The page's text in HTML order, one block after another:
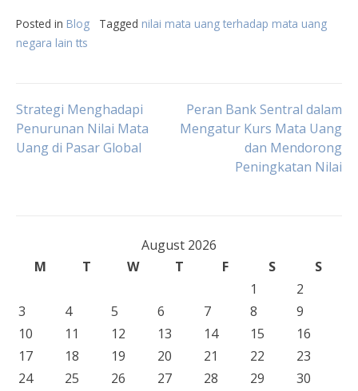
Posted in Blog Tagged nilai mata uang terhadap mata uang
negara lain tts
Post
navigation
Strategi Menghadapi
Penurunan Nilai Mata
Uang di Pasar Global
Peran Bank Sentral dalam
Mengatur Kurs Mata Uang
dan Mendorong
Peningkatan Nilai
August 2026
M
T W T F S
S
1
2
3
4 5 6 7 8
9
10
11 12 13 14 15
16
17
18 19 20 21 22
23
24
25 26 27 28 29
30